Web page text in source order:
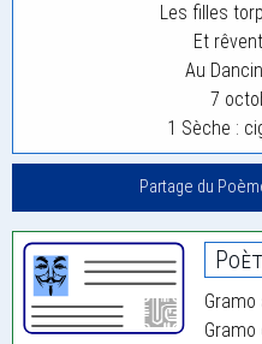
Les filles
Et
Au
7
1 Sèche :
Partage du